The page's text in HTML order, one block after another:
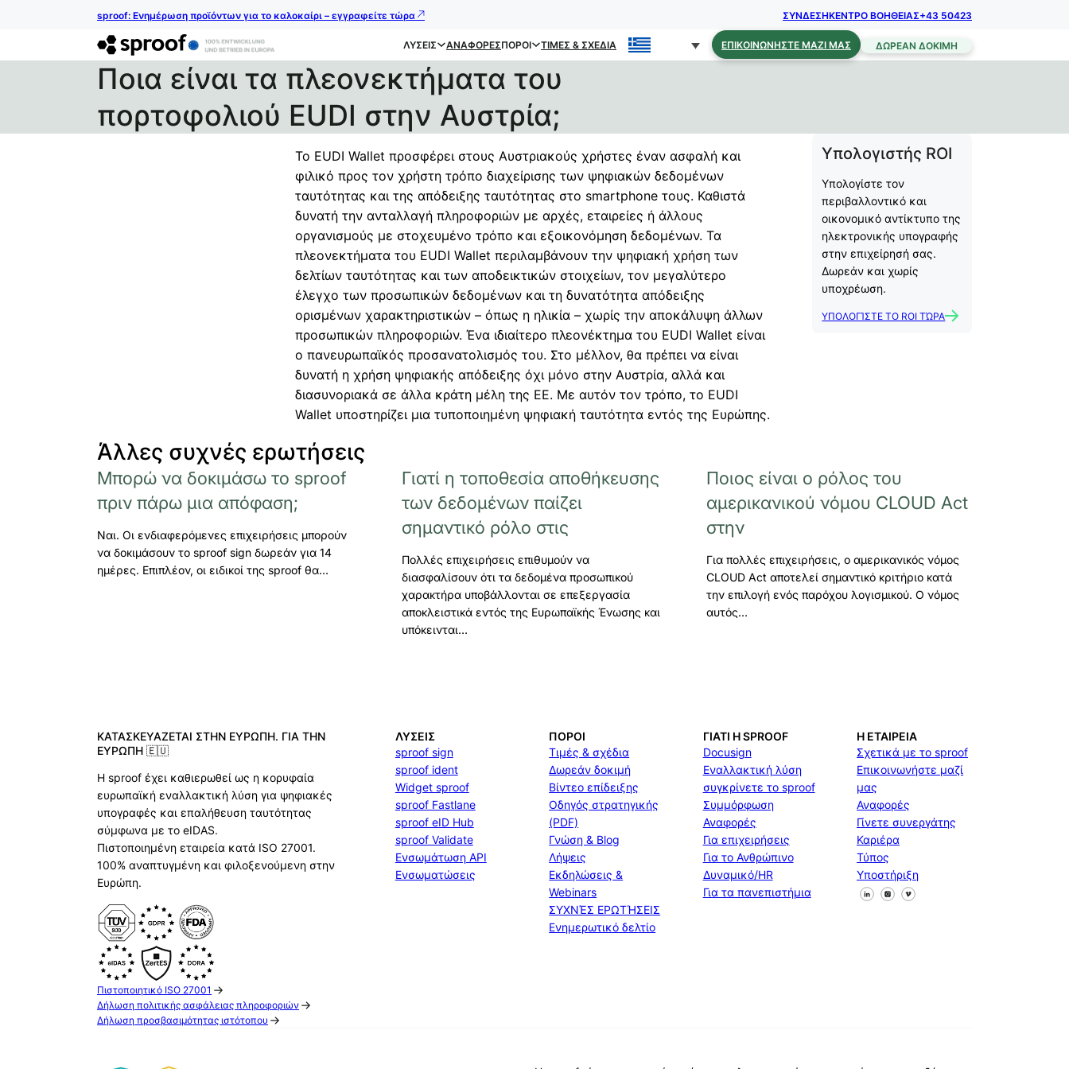
sproof: Ενημέρωση προϊόντων για το καλοκαίρι – εγγραφείτε τώρα ΣΥΝΔΕΣΗΚΕΝΤΡΟ ΒΟΗΘΕΙΑΣ+43 50423
ΛΎΣΕΙΣ ΑΝΑΦΟΡΈΣΠΌΡΟΙ ΤΙΜΈΣ & ΣΧΈΔΙΑ ΕΠΙΚΟΙΝΩΝΉΣΤΕ ΜΑΖΊ ΜΑΣ ΔΩΡΕΆΝ ΔΟΚΙΜΉ
Ποια είναι τα πλεονεκτήματα του
πορτοφολιού EUDI στην Αυστρία;
Το EUDI Wallet προσφέρει στους Αυστριακούς χρήστες έναν ασφαλή και
φιλικό προς τον χρήστη τρόπο διαχείρισης των ψηφιακών δεδομένων
ταυτότητας και της απόδειξης ταυτότητας στο smartphone τους. Καθιστά
δυνατή την ανταλλαγή πληροφοριών με αρχές, εταιρείες ή άλλους
οργανισμούς με στοχευμένο τρόπο και εξοικονόμηση δεδομένων. Τα
πλεονεκτήματα του EUDI Wallet περιλαμβάνουν την ψηφιακή χρήση των
δελτίων ταυτότητας και των αποδεικτικών στοιχείων, τον μεγαλύτερο
έλεγχο των προσωπικών δεδομένων και τη δυνατότητα απόδειξης
ορισμένων χαρακτηριστικών – όπως η ηλικία – χωρίς την αποκάλυψη άλλων
προσωπικών πληροφοριών. Ένα ιδιαίτερο πλεονέκτημα του EUDI Wallet είναι
ο πανευρωπαϊκός προσανατολισμός του. Στο μέλλον, θα πρέπει να είναι
δυνατή η χρήση ψηφιακής απόδειξης όχι μόνο στην Αυστρία, αλλά και
διασυνοριακά σε άλλα κράτη μέλη της ΕΕ. Με αυτόν τον τρόπο, το EUDI
Wallet υποστηρίζει μια τυποποιημένη ψηφιακή ταυτότητα εντός της Ευρώπης.
Υπολογιστής ROI
Υπολογίστε τον
περιβαλλοντικό και
οικονομικό αντίκτυπο της
ηλεκτρονικής υπογραφής
στην επιχείρησή σας.
Δωρεάν και χωρίς
υποχρέωση.
ΥΠΟΛΟΓΊΣΤΕ ΤΟ ROI ΤΏΡΑ
Άλλες συχνές ερωτήσεις
Μπορώ να δοκιμάσω το sproof
πριν πάρω μια απόφαση;
Ναι. Οι ενδιαφερόμενες επιχειρήσεις μπορούν
να δοκιμάσουν το sproof sign δωρεάν για 14
ημέρες. Επιπλέον, οι ειδικοί της sproof θα…
Γιατί η τοποθεσία αποθήκευσης
των δεδομένων παίζει
σημαντικό ρόλο στις
Πολλές επιχειρήσεις επιθυμούν να
διασφαλίσουν ότι τα δεδομένα προσωπικού
χαρακτήρα υποβάλλονται σε επεξεργασία
αποκλειστικά εντός της Ευρωπαϊκής Ένωσης και
υπόκεινται…
Ποιος είναι ο ρόλος του
αμερικανικού νόμου CLOUD Act
στην
Για πολλές επιχειρήσεις, ο αμερικανικός νόμος
CLOUD Act αποτελεί σημαντικό κριτήριο κατά
την επιλογή ενός παρόχου λογισμικού. Ο νόμος
αυτός…
ΚΑΤΑΣΚΕΥΆΖΕΤΑΙ ΣΤΗΝ ΕΥΡΏΠΗ. ΓΙΑ ΤΗΝ
ΕΥΡΏΠΗ 🇪🇺
Η sproof έχει καθιερωθεί ως η κορυφαία
ευρωπαϊκή εναλλακτική λύση για ψηφιακές
υπογραφές και επαλήθευση ταυτότητας
σύμφωνα με το eIDAS.
Πιστοποιημένη εταιρεία κατά ISO 27001.
100% αναπτυγμένη και φιλοξενούμενη στην
Ευρώπη.
Πιστοποιητικό ISO 27001
Δήλωση πολιτικής ασφάλειας πληροφοριών
Δήλωση προσβασιμότητας ιστότοπου
ΛΎΣΕΙΣ
sproof sign
sproof ident
Widget sproof
sproof Fastlane
sproof eID Hub
sproof Validate
Ενσωμάτωση API
Ενσωματώσεις
ΠΌΡΟΙ
Τιμές & σχέδια
Δωρεάν δοκιμή
Βίντεο επίδειξης
Οδηγός στρατηγικής
(PDF)
Γνώση & Blog
Λήψεις
Εκδηλώσεις &
Webinars
ΣΥΧΝΈΣ ΕΡΩΤΉΣΕΙΣ
Ενημερωτικό δελτίο
ΓΙΑΤΊ Η SPROOF
Docusign
Εναλλακτική λύση
συγκρίνετε το sproof
Συμμόρφωση
Αναφορές
Για επιχειρήσεις
Για το Ανθρώπινο
Δυναμικό/HR
Για τα πανεπιστήμια
Η ΕΤΑΙΡΕΊΑ
Σχετικά με το sproof
Επικοινωνήστε μαζί
μας
Αναφορές
Γίνετε συνεργάτης
Καριέρα
Τύπος
Υποστήριξη
Ακολουθήστε μας στο Facebook
Ακολουθήστε μας στο X
Ακολουθήστε μας στο